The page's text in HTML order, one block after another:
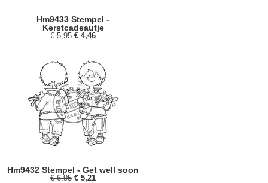
Hm9433 Stempel -
Kerstcadeautje
€ 5,95 € 4,46
Hm9432 Stempel - Get well soon
€ 6,95 € 5,21